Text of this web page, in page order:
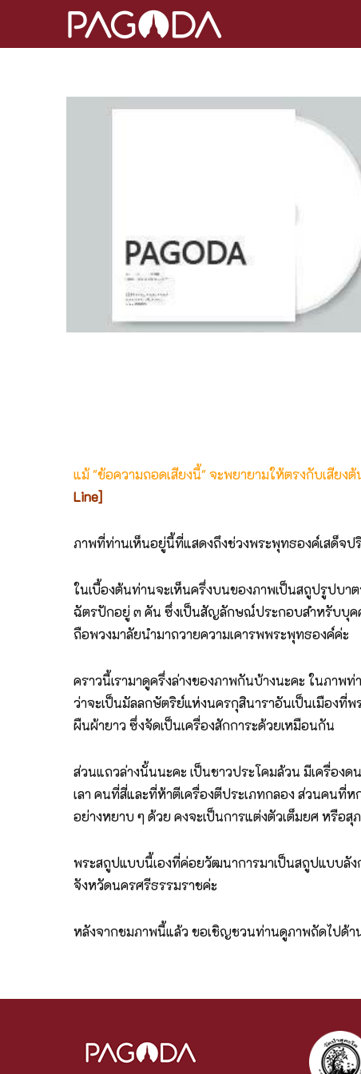
แม้ "ข้อความถอดเสียงนี้" จะพยายามให้ตรงกับเสีย
Line]
ภาพที่ท่านเห็นอยู่นี้ที่แสดงถึงช่วงพระพุทธองค์เสด็จป
ในเบื้องต้นท่านจะเห็นครึ่งบนของภาพเป็นสถูปรูป
ฉัตรปักอยู่ ๓ คัน ซึ่งเป็นสัญลักษณ์ประกอบสำหรับบุค
ถือพวงมาลัยนำมาถวายความเคารพพระพุทธองค์ค่ะ
คราวนี้เรามาดูครึ่งล่างของภาพกันบ้างนะคะ ในภา
ว่าจะเป็นมัลลกษัตริย์แห่งนครกุสินาราอันเป็นเมือง
ผืนผ้ายาว ซึ่งจัดเป็นเครื่องสักการะด้วยเหมือนกัน
ส่วนแถวล่างนั้นนะคะ เป็นชาวประโคมล้วน มีเครื่อง
เลา คนที่สี่และที่ห้าตีเครื่องตีประเภทกลอง ส่วนคนที่
อย่างหยาบ ๆ ด้วย คงจะเป็นการแต่งตัวเต็มยศ หรือสุ
พระสถูปแบบนี้เองที่ค่อยวัฒนาการมาเป็นสถูปแบบลัง
จังหวัดนครศรีธรรมราชค่ะ
หลังจากชมภาพนี้แล้ว ขอเชิญชวนท่านดูภาพถัดไปด้า